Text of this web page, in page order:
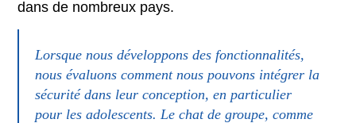
dans de nombreux pays.
Lorsque nous développons des fonctionnalités,
nous évaluons comment nous pouvons intégrer la
sécurité dans leur conception, en particulier
pour les adolescents. Le chat de groupe, comme